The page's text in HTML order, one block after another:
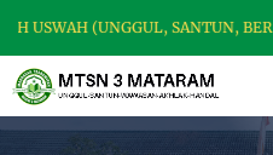
(UNGGUL, SANTUN, BER-